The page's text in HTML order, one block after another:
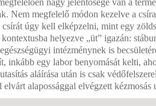
nagy jelentősége van a
Nem megfelelő módon kezelve a
csírát úgy kell elképzelni, mint egy
helyezve „üt” igazán:
intézménynek is
inkább egy labor benyomását kelti,
aláírása után is csak
elvárt alapossággal elvégzett kézmosás